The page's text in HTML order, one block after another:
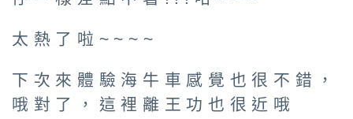
太熱了啦~~~~
下次來體驗海牛車感覺也很不錯，
哦對了，這裡離王功也很近哦